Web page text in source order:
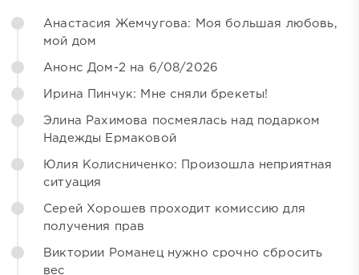
Анастасия Жемчугова: Моя большая любовь,
мой дом
Анонс Дом-2 на 6/08/2026
Ирина Пинчук: Мне сняли брекеты!
Элина Рахимова посмеялась над подарком
Надежды Ермаковой
Юлия Колисниченко: Произошла неприятная
ситуация
Серей Хорошев проходит комиссию для
получения прав
Виктории Романец нужно срочно сбросить
вес